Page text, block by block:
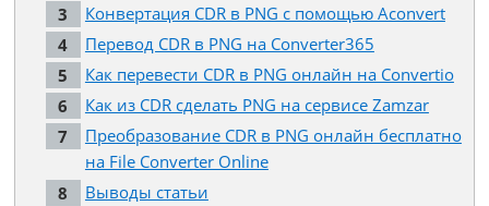
Конвертация CDR в PNG с помощью Aconvert
Перевод CDR в PNG на Converter365
Как перевести CDR в PNG онлайн на Convertio
Как из CDR сделать PNG на сервисе Zamzar
Преобразование CDR в PNG онлайн бесплатно
на File Converter Online
Выводы статьи